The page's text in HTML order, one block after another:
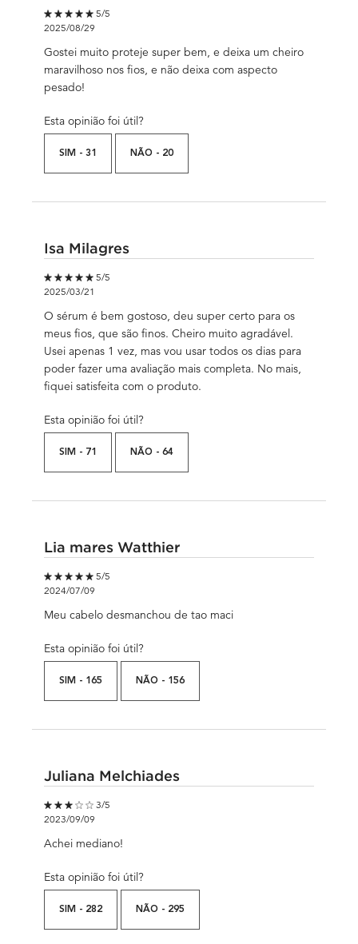
5 out of 5 stars.
5/5
2025/08/29
Gostei muito proteje super bem, e deixa um cheiro
maravilhoso nos fios, e não deixa com aspecto
pesado!
Esta opinião foi útil?
SIM - 31 NÃO - 20
Isa Milagres
5 out of 5 stars.
5/5
2025/03/21
O sérum é bem gostoso, deu super certo para os
meus fios, que são finos. Cheiro muito agradável.
Usei apenas 1 vez, mas vou usar todos os dias para
poder fazer uma avaliação mais completa. No mais,
fiquei satisfeita com o produto.
Esta opinião foi útil?
SIM - 71 NÃO - 64
Lia mares Watthier
5 out of 5 stars.
5/5
2024/07/09
Meu cabelo desmanchou de tao maci
Esta opinião foi útil?
SIM - 165 NÃO - 156
Juliana Melchiades
3 out of 5 stars.
3/5
2023/09/09
Achei mediano!
Esta opinião foi útil?
SIM - 282 NÃO - 295